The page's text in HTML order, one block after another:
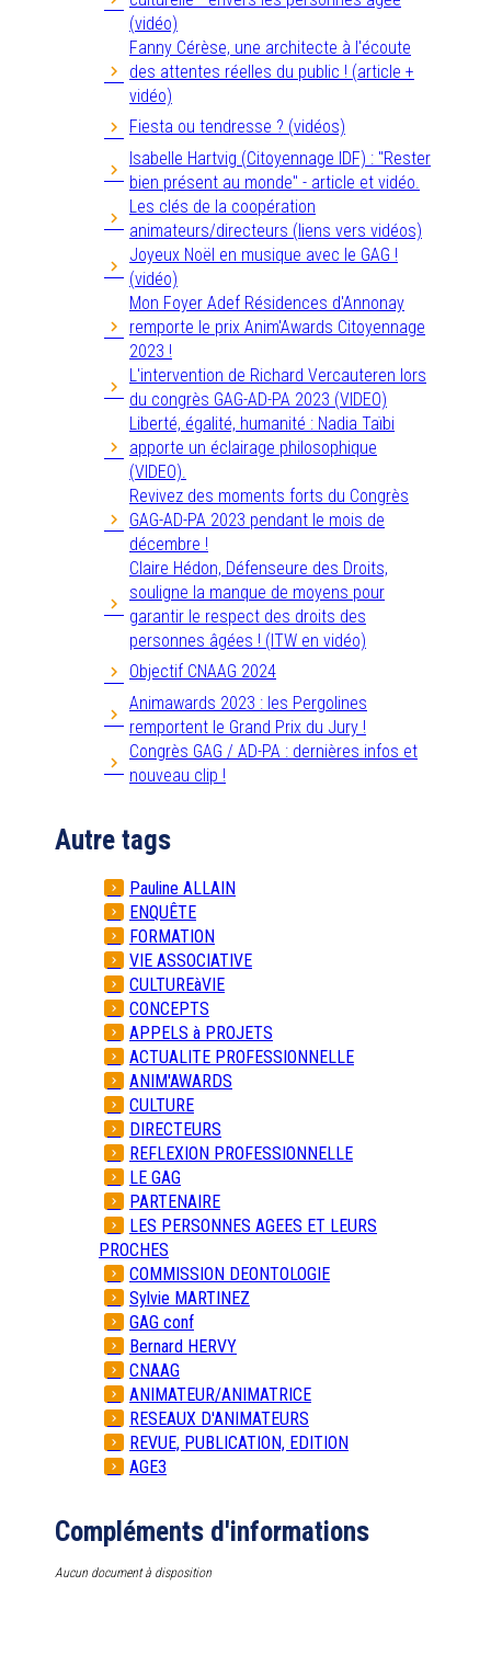
(vidéo)
Fanny Cérèse, une architecte à l'écoute
des attentes réelles du public ! (article +
vidéo)
Fiesta ou tendresse ? (vidéos)
Isabelle Hartvig (Citoyennage IDF) : "Rester
bien présent au monde" - article et vidéo.
Les clés de la coopération
animateurs/directeurs (liens vers vidéos)
Joyeux Noël en musique avec le GAG !
(vidéo)
Mon Foyer Adef Résidences d'Annonay
remporte le prix Anim'Awards Citoyennage
2023 !
L'intervention de Richard Vercauteren lors
du congrès GAG-AD-PA 2023 (VIDEO)
Liberté, égalité, humanité : Nadia Taïbi
apporte un éclairage philosophique
(VIDEO).
Revivez des moments forts du Congrès
GAG-AD-PA 2023 pendant le mois de
décembre !
Claire Hédon, Défenseure des Droits,
souligne la manque de moyens pour
garantir le respect des droits des
personnes âgées ! (ITW en vidéo)
Objectif CNAAG 2024
Animawards 2023 : les Pergolines
remportent le Grand Prix du Jury !
Congrès GAG / AD-PA : dernières infos et
nouveau clip !
Autre tags
Pauline ALLAIN
ENQUÊTE
FORMATION
VIE ASSOCIATIVE
CULTUREàVIE
CONCEPTS
APPELS à PROJETS
ACTUALITE PROFESSIONNELLE
ANIM'AWARDS
CULTURE
DIRECTEURS
REFLEXION PROFESSIONNELLE
LE GAG
PARTENAIRE
LES PERSONNES AGEES ET LEURS
PROCHES
COMMISSION DEONTOLOGIE
Sylvie MARTINEZ
GAG conf
Bernard HERVY
CNAAG
ANIMATEUR/ANIMATRICE
RESEAUX D'ANIMATEURS
REVUE, PUBLICATION, EDITION
AGE3
Compléments d'informations
Aucun document à disposition